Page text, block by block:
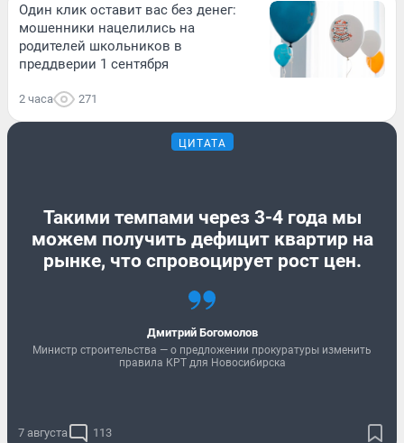
Один клик оставит вас без денег:
мошенники нацелились на
родителей школьников в
преддверии 1 сентября
2 часа 271
ЦИТАТА
Такими темпами через 3-4 года мы
можем получить дефицит квартир на
рынке, что спровоцирует рост цен.
Дмитрий Богомолов
Министр строительства — о предложении прокуратуры изменить
правила КРТ для Новосибирска
7 августа 113